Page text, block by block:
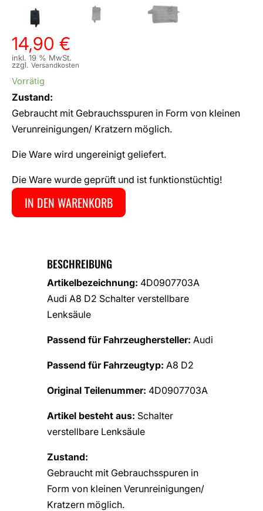
14,90 €
inkl. 19 % MwSt.
zzgl. Versandkosten
Vorrätig
Zustand:
Gebraucht mit Gebrauchsspuren in Form von kleinen
Verunreinigungen/ Kratzern möglich.
Die Ware wird ungereinigt geliefert.
Die Ware wurde geprüft und ist funktionstüchtig!
IN DEN WARENKORB
BESCHREIBUNG
Artikelbezeichnung: 4D0907703A
Audi A8 D2 Schalter verstellbare
Lenksäule
Passend für Fahrzeughersteller: Audi
Passend für Fahrzeugtyp: A8 D2
Original Teilenummer: 4D0907703A
Artikel besteht aus: Schalter
verstellbare Lenksäule
Zustand:
Gebraucht mit Gebrauchsspuren in
Form von kleinen Verunreinigungen/
Kratzern möglich.